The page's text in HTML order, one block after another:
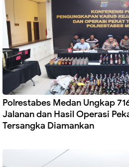
Polrestabes Medan Ungkap
Jalanan dan Hasil Operasi
Tersangka Diamankan